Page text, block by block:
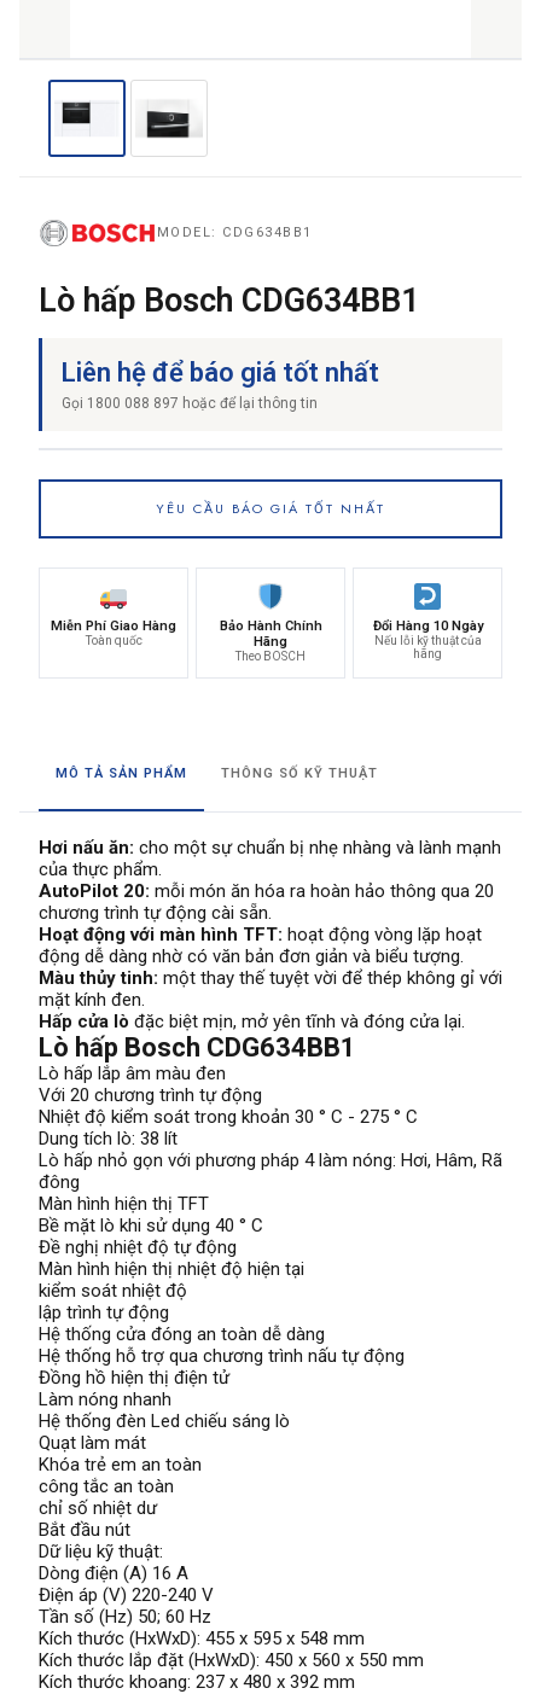
THƯƠNG HIỆU
MODEL: CDG634BB1
Lò hấp Bosch CDG634BB1
Liên hệ để báo giá tốt nhất
Gọi 1800 088 897 hoặc để lại thông tin
YÊU CẦU BÁO GIÁ TỐT NHẤT
Miễn Phí Giao Hàng
Toàn quốc
Bảo Hành Chính
Hãng
Theo BOSCH
Đổi Hàng 10 Ngày
Nếu lỗi kỹ thuật của
hãng
MÔ TẢ SẢN PHẨM THÔNG SỐ KỸ THUẬT
Hơi nấu ăn: cho một sự chuẩn bị nhẹ nhàng và lành mạnh
của thực phẩm.
AutoPilot 20: mỗi món ăn hóa ra hoàn hảo thông qua 20
chương trình tự động cài sẵn.
Hoạt động với màn hình TFT: hoạt động vòng lặp hoạt
động dễ dàng nhờ có văn bản đơn giản và biểu tượng.
Màu thủy tinh: một thay thế tuyệt vời để thép không gỉ với
mặt kính đen.
Hấp cửa lò đặc biệt mịn, mở yên tĩnh và đóng cửa lại.
Lò hấp Bosch CDG634BB1
Lò hấp lắp âm màu đen
Với 20 chương trình tự động
Nhiệt độ kiểm soát trong khoản 30 ° C - 275 ° C
Dung tích lò: 38 lít
Lò hấp nhỏ gọn với phương pháp 4 làm nóng: Hơi, Hâm, Rã
đông
Màn hình hiện thị TFT
Bề mặt lò khi sử dụng 40 ° C
Đề nghị nhiệt độ tự động
Màn hình hiện thị nhiệt độ hiện tại
kiểm soát nhiệt độ
lập trình tự động
Hệ thống cửa đóng an toàn dễ dàng
Hệ thống hỗ trợ qua chương trình nấu tự động
Đồng hồ hiện thị điện tử
Làm nóng nhanh
Hệ thống đèn Led chiếu sáng lò
Quạt làm mát
Khóa trẻ em an toàn
công tắc an toàn
chỉ số nhiệt dư
Bắt đầu nút
Dữ liệu kỹ thuật:
Dòng điện (A) 16 A
Điện áp (V) 220-240 V
Tần số (Hz) 50; 60 Hz
Kích thước (HxWxD): 455 x 595 x 548 mm
Kích thước lắp đặt (HxWxD): 450 x 560 x 550 mm
Kích thước khoang: 237 x 480 x 392 mm